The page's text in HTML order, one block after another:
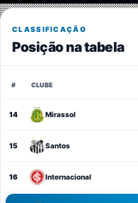
CLASSIFICAÇÃO
Posição na tabela
# CLUBE
14 Mirassol
15 Santos
16 Internacional